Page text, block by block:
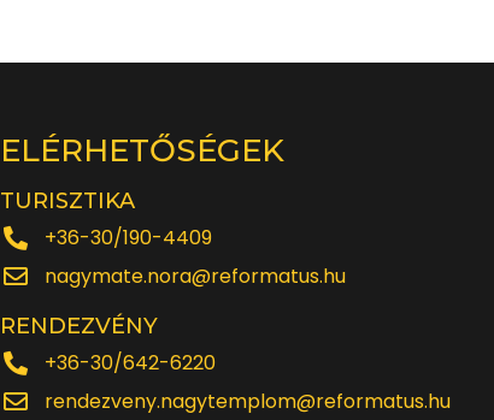
ELÉRHETŐSÉGEK
TURISZTIKA
+36-30/190-4409
nagymate.nora@reformatus.hu
RENDEZVÉNY
+36-30/642-6220
rendezveny.nagytemplom@reformatus.hu